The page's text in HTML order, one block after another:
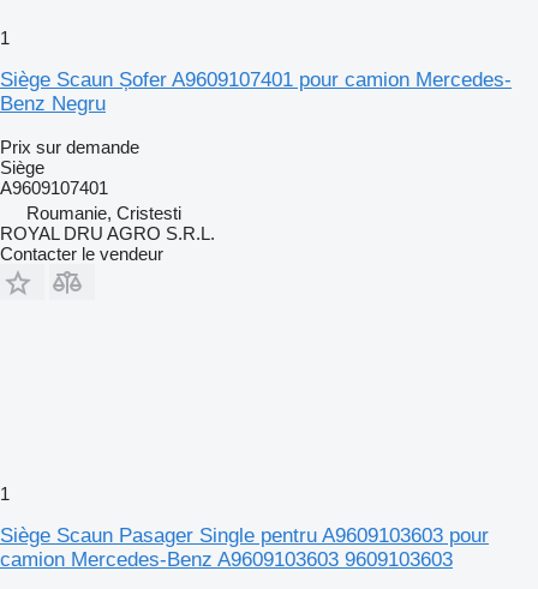
1
Siège Scaun Șofer A9609107401 pour camion Mercedes-
Benz Negru
Prix sur demande
Siège
A9609107401
Roumanie, Cristesti
ROYAL DRU AGRO S.R.L.
Contacter le vendeur
1
Siège Scaun Pasager Single pentru A9609103603 pour
camion Mercedes-Benz A9609103603 9609103603